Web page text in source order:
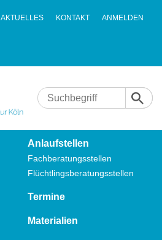
AKTUELLES KONTAKT ANMELDEN
Anlaufstellen
Fachberatungsstellen
Flüchtlingsberatungsstellen
Termine
Materialien